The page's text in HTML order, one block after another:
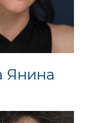
Янина